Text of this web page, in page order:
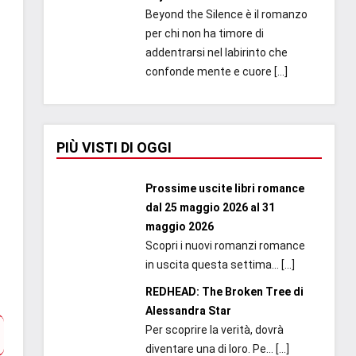
Beyond the Silence è il romanzo
per chi non ha timore di
addentrarsi nel labirinto che
confonde mente e cuore […]
PIÙ VISTI DI OGGI
Prossime uscite libri romance
dal 25 maggio 2026 al 31
maggio 2026
Scopri i nuovi romanzi romance
in uscita questa settima...
[…]
REDHEAD: The Broken Tree di
Alessandra Star
Per scoprire la verità, dovrà
diventare una di loro. Pe...
[…]